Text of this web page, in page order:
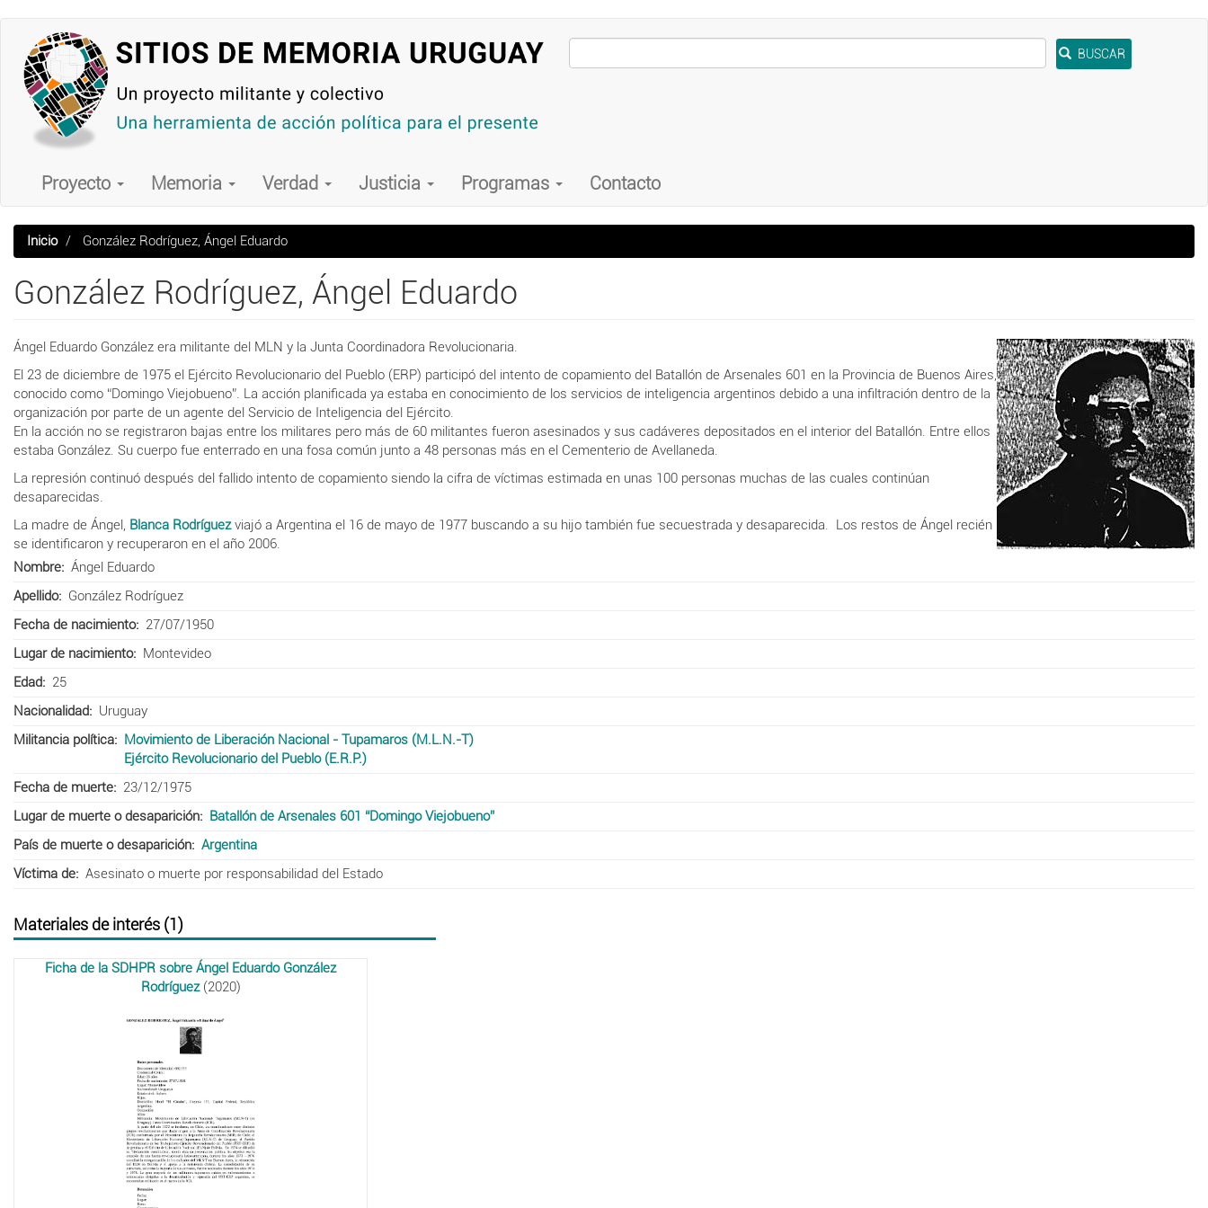
contenido
principal
BUSCAR
Main
navigation
Proyecto Memoria Verdad Justicia Programas Contacto
Inicio González Rodríguez, Ángel Eduardo
González Rodríguez, Ángel Eduardo
Ángel Eduardo González era militante del MLN y la Junta Coordinadora Revolucionaria.
El 23 de diciembre de 1975 el Ejército Revolucionario del Pueblo (ERP) participó del intento de copamiento del Batallón de Arsenales 601 en la Provincia de Buenos Aires,
conocido como “Domingo Viejobueno”. La acción planificada ya estaba en conocimiento de los servicios de inteligencia argentinos debido a una infiltración dentro de la
organización por parte de un agente del Servicio de Inteligencia del Ejército.
En la acción no se registraron bajas entre los militares pero más de 60 militantes fueron asesinados y sus cadáveres depositados en el interior del Batallón. Entre ellos
estaba González. Su cuerpo fue enterrado en una fosa común junto a 48 personas más en el Cementerio de Avellaneda.
La represión continuó después del fallido intento de copamiento siendo la cifra de víctimas estimada en unas 100 personas muchas de las cuales continúan
desaparecidas.
La madre de Ángel, Blanca Rodríguezviajó a Argentina el 16 de mayo de 1977 buscando a su hijo también fue secuestrada y desaparecida. Los restos de Ángel recién
se identificaron y recuperaron en el año 2006.
Nombre
Ángel Eduardo
Apellido
González Rodríguez
Fecha de nacimiento
27/07/1950
Lugar de nacimiento
Montevideo
Edad
25
Nacionalidad
Uruguay
Militancia política
Movimiento de Liberación Nacional - Tupamaros (M.L.N.-T)
Ejército Revolucionario del Pueblo (E.R.P.)
Fecha de muerte
23/12/1975
Lugar de muerte o desaparición
Batallón de Arsenales 601 “Domingo Viejobueno”
País de muerte o desaparición
Argentina
Víctima de
Asesinato o muerte por responsabilidad del Estado
Materiales de interés (1)
Ficha de la SDHPR sobre Ángel Eduardo González
Rodríguez(2020)